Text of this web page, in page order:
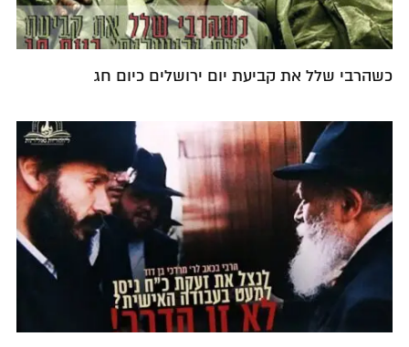
כשהרבי שלל את קביעת יום ירושלים כיום חג